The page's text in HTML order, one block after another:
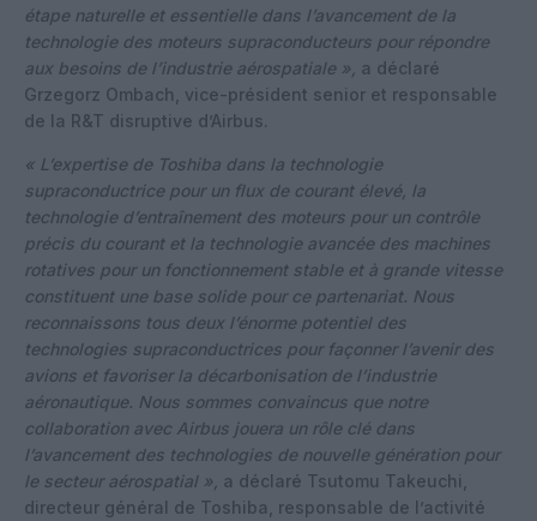
étape naturelle et essentielle dans l’avancement de la
technologie des moteurs supraconducteurs pour répondre
aux besoins de l’industrie aérospatiale », a déclaré
Grzegorz Ombach, vice-président senior et responsable
de la R&T disruptive d’Airbus.
« L’expertise de Toshiba dans la technologie
supraconductrice pour un flux de courant élevé, la
technologie d’entraînement des moteurs pour un contrôle
précis du courant et la technologie avancée des machines
rotatives pour un fonctionnement stable et à grande vitesse
constituent une base solide pour ce partenariat. Nous
reconnaissons tous deux l’énorme potentiel des
technologies supraconductrices pour façonner l’avenir des
avions et favoriser la décarbonisation de l’industrie
aéronautique. Nous sommes convaincus que notre
collaboration avec Airbus jouera un rôle clé dans
l’avancement des technologies de nouvelle génération pour
le secteur aérospatial », a déclaré Tsutomu Takeuchi,
directeur général de Toshiba, responsable de l’activité